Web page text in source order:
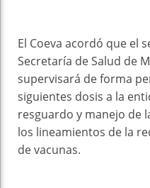
El Coeva acordó que el
Secretaría de Salud de
supervisará de forma
siguientes dosis a la
resguardo y manejo de
los lineamientos de la
de vacunas.